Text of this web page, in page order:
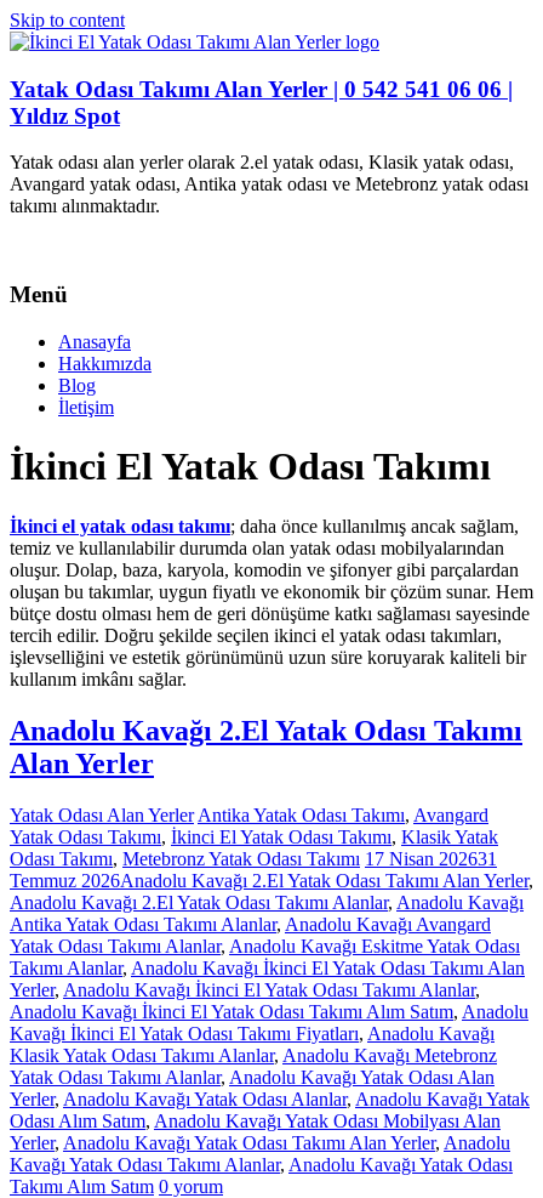
Skip to content
Yatak Odası Takımı Alan Yerler | 0 542 541 06 06 |
Yıldız Spot
Yatak odası alan yerler olarak 2.el yatak odası, Klasik yatak odası,
Avangard yatak odası, Antika yatak odası ve Metebronz yatak odası
takımı alınmaktadır.
Menü
Anasayfa
Hakkımızda
Blog
İletişim
İkinci El Yatak Odası Takımı
İkinci el yatak odası takımı; daha önce kullanılmış ancak sağlam,
temiz ve kullanılabilir durumda olan yatak odası mobilyalarından
oluşur. Dolap, baza, karyola, komodin ve şifonyer gibi parçalardan
oluşan bu takımlar, uygun fiyatlı ve ekonomik bir çözüm sunar. Hem
bütçe dostu olması hem de geri dönüşüme katkı sağlaması sayesinde
tercih edilir. Doğru şekilde seçilen ikinci el yatak odası takımları,
işlevselliğini ve estetik görünümünü uzun süre koruyarak kaliteli bir
kullanım imkânı sağlar.
Anadolu Kavağı 2.El Yatak Odası Takımı
Alan Yerler
Yatak Odası Alan Yerler Antika Yatak Odası Takımı, Avangard
Yatak Odası Takımı, İkinci El Yatak Odası Takımı, Klasik Yatak
Odası Takımı, Metebronz Yatak Odası Takımı 17 Nisan 202631
Temmuz 2026Anadolu Kavağı 2.El Yatak Odası Takımı Alan Yerler,
Anadolu Kavağı 2.El Yatak Odası Takımı Alanlar, Anadolu Kavağı
Antika Yatak Odası Takımı Alanlar, Anadolu Kavağı Avangard
Yatak Odası Takımı Alanlar, Anadolu Kavağı Eskitme Yatak Odası
Takımı Alanlar, Anadolu Kavağı İkinci El Yatak Odası Takımı Alan
Yerler, Anadolu Kavağı İkinci El Yatak Odası Takımı Alanlar,
Anadolu Kavağı İkinci El Yatak Odası Takımı Alım Satım, Anadolu
Kavağı İkinci El Yatak Odası Takımı Fiyatları, Anadolu Kavağı
Klasik Yatak Odası Takımı Alanlar, Anadolu Kavağı Metebronz
Yatak Odası Takımı Alanlar, Anadolu Kavağı Yatak Odası Alan
Yerler, Anadolu Kavağı Yatak Odası Alanlar, Anadolu Kavağı Yatak
Odası Alım Satım, Anadolu Kavağı Yatak Odası Mobilyası Alan
Yerler, Anadolu Kavağı Yatak Odası Takımı Alan Yerler, Anadolu
Kavağı Yatak Odası Takımı Alanlar, Anadolu Kavağı Yatak Odası
Takımı Alım Satım 0 yorum